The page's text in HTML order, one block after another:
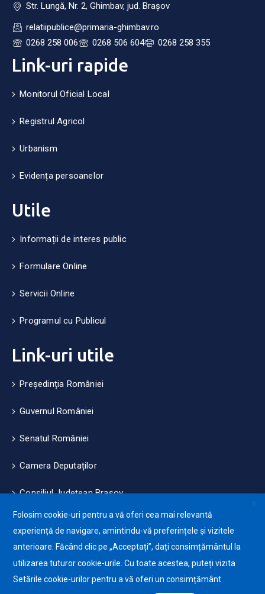
Str. Lungă, Nr. 2, Ghimbav, jud. Brașov
relatiipublice@primaria-ghimbav.ro
0268 258 006
0268 506 604 0268 258 355
Link-uri rapide
Monitorul Oficial Local
Registrul Agricol
Urbanism
Evidența persoanelor
Utile
Informații de interes public
Formulare Online
Servicii Online
Programul cu Publicul
Link-uri utile
Președinția României
Guvernul României
Senatul României
Camera Deputaților
Consiliul Județean Brașov
Măsuri de mediu și climă
Protecția datelor cu caracter personale (GDPR)
Politica de utilizare a Cookie-urilor
X
Folosim cookie-uri pentru a vă oferi cea mai relevantă
experiență de navigare, amintindu-vă preferințele și vizitele
anterioare. Făcând clic pe „Acceptați”, dați consimțământul la
utilizarea tuturor cookie-urile. Cu toate acestea, puteți vizita
Setările cookie-urilor pentru a vă oferi un consimțământ